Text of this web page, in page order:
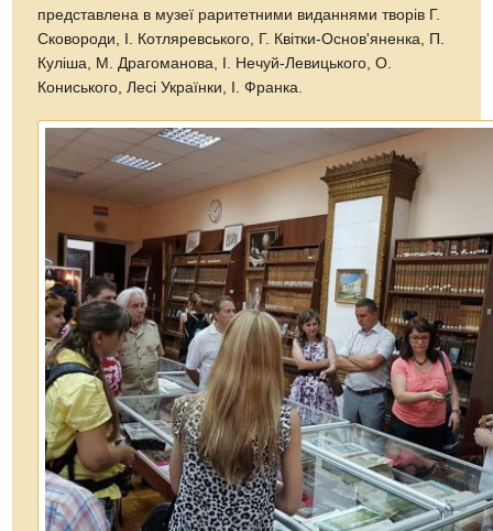
представлена в музеї раритетними виданнями творів Г.
Сковороди, І. Котляревського, Г. Квітки-Основ'яненка, П.
Куліша, М. Драгоманова, І. Нечуй-Левицького, О.
Кониського, Лесі Українки, І. Франка.